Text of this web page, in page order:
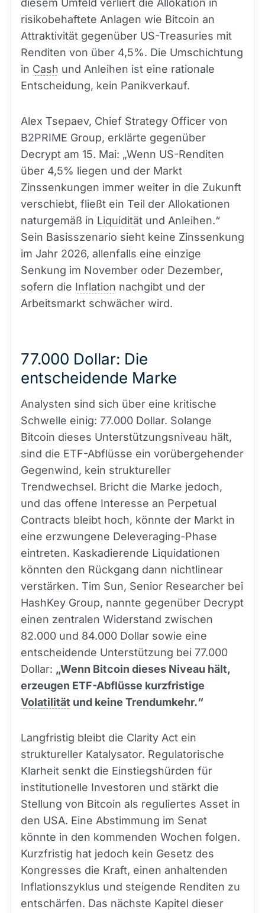
diesem Umfeld verliert die Allokation in
risikobehaftete Anlagen wie Bitcoin an
Attraktivität gegenüber US-Treasuries mit
Renditen von über 4,5%. Die Umschichtung
in Cash und Anleihen ist eine rationale
Entscheidung, kein Panikverkauf.
Alex Tsepaev, Chief Strategy Officer von
B2PRIME Group, erklärte gegenüber
Decrypt am 15. Mai: „Wenn US-Renditen
über 4,5% liegen und der Markt
Zinssenkungen immer weiter in die Zukunft
verschiebt, fließt ein Teil der Allokationen
naturgemäß in Liquidität und Anleihen.“
Sein Basisszenario sieht keine Zinssenkung
im Jahr 2026, allenfalls eine einzige
Senkung im November oder Dezember,
sofern die Inflation nachgibt und der
Arbeitsmarkt schwächer wird.
77.000 Dollar: Die
entscheidende Marke
Analysten sind sich über eine kritische
Schwelle einig: 77.000 Dollar. Solange
Bitcoin dieses Unterstützungsniveau hält,
sind die ETF-Abflüsse ein vorübergehender
Gegenwind, kein struktureller
Trendwechsel. Bricht die Marke jedoch,
und das offene Interesse an Perpetual
Contracts bleibt hoch, könnte der Markt in
eine erzwungene Deleveraging-Phase
eintreten. Kaskadierende Liquidationen
könnten den Rückgang dann nichtlinear
verstärken. Tim Sun, Senior Researcher bei
HashKey Group, nannte gegenüber Decrypt
einen zentralen Widerstand zwischen
82.000 und 84.000 Dollar sowie eine
entscheidende Unterstützung bei 77.000
Dollar: „Wenn Bitcoin dieses Niveau hält,
erzeugen ETF-Abflüsse kurzfristige
Volatilität und keine Trendumkehr.“
Langfristig bleibt die Clarity Act ein
struktureller Katalysator. Regulatorische
Klarheit senkt die Einstiegshürden für
institutionelle Investoren und stärkt die
Stellung von Bitcoin als reguliertes Asset in
den USA. Eine Abstimmung im Senat
könnte in den kommenden Wochen folgen.
Kurzfristig hat jedoch kein Gesetz des
Kongresses die Kraft, einen anhaltenden
Inflationszyklus und steigende Renditen zu
entschärfen. Das nächste Kapitel dieser